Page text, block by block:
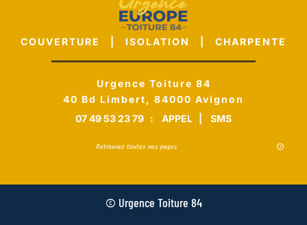
COUVERTURE | ISOLATION | CHARPENTE
Urgence Toiture 84
40 Bd Limbert, 84000 Avignon
07 49 53 23 79 : APPEL SMS
Retrouvez toutes nos pages
© Urgence Toiture 84